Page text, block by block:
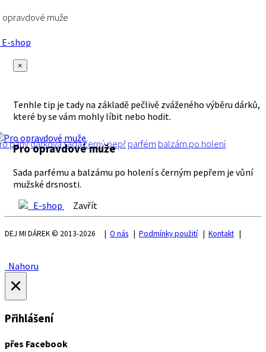
opravdové muže
shop
×
Tenhle tip je tady na základě pečlivě zváženého výběru dárků,
které by se vám mohly líbit nebo hodit.
pánydárková sadačerný pepř parfém balzám po holení
Pro opravdové muže
Sada parfému a balzámu po holení s černým pepřem je vůní
mužské drsnosti.
E-shop
Zavřít
DEJ MI DÁREK © 2013-2026 | O nás | Podmínky použití| Kontakt |
Nahoru
×
Přihlášení
přes Facebook